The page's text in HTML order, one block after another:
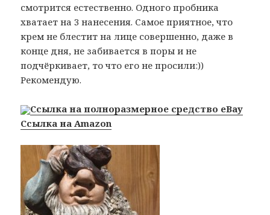
смотрится естественно. Одного пробника
хватает на 3 нанесения. Самое приятное, что
крем не блестит на лице совершенно, даже в
конце дня, не забивается в поры и не
подчёркивает, то что его не просили:))
Рекомендую.
Ссылка на полноразмерное средство eBay
Ссылка на Amazon